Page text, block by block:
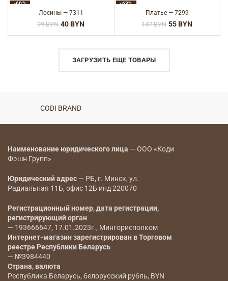
-60%
Лосины — 7311
99BYN 40BYN
-63%
Платье — 7299
147BYN 55BYN
ЗАГРУЗИТЬ ЕЩЕ ТОВАРЫ
CODI BRAND
Наименование юридического лица — ООО «Коди
Фэшн Групп»
Юридический адрес — РБ, г. Минск, ул.
Радиальная 11Б, офис 12Б инд 220070
Регистрационный номер, дата регистрации,
регистрирующий орган
— 193666647, 17.01.2023г., Мингорисполком
Интернет-магазин зарегистрирован в Торговом
реестре Республики Беларусь
— №3984440
Страна, валюта
Республика Беларусь, белорусский рубль, BYN